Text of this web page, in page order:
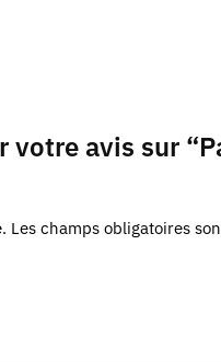
votre avis sur
Les champs obligatoires